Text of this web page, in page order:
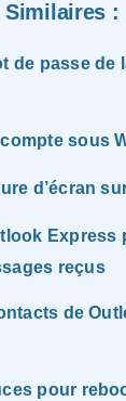
:
de passe de
sous
d’écran
Express
reçus
de
pour